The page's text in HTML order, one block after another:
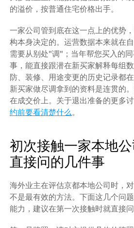
的溢价，按普通住宅价格出手。
一家公司管到底在这一点上的优势
构本身决定的。运营数据本来就在
需要从别处"调"；当年帮您买入的
事，能直接跟潜在新买家解释每组
防、装修、用途变更的历史记录都
新买家做尽调拿到的资料是连贯的
在成交价上。关于退出准备的更多
约前要看清楚什么。
初次接触一家本地
直接问的几件事
海外业主在评估京都本地公司时，
不是最有效的方法。下面这几个问
能力，建议在第一次接触时就直接问